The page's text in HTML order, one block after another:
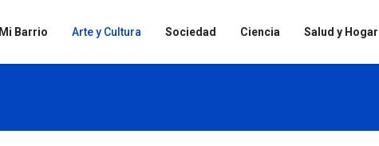
Mi Barrio Arte y Cultura Sociedad Ciencia Salud y Hogar